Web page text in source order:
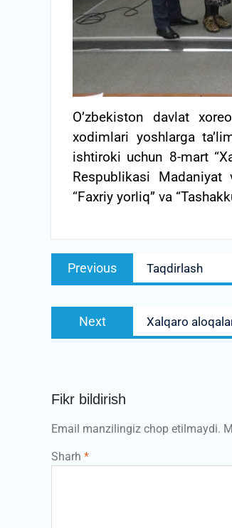
O’zbekiston davlat
xodimlari yoshlarga
ishtiroki uchun 8-mart
Respublikasi
“Faxriy yorliq” va
Post
menyusi
Previous
Previous
post:
Taqdirlash
Next
Next
post:
Xalqaro
Fikr bildirish
Email manzilingiz chop etilmaydi.
Sharh *